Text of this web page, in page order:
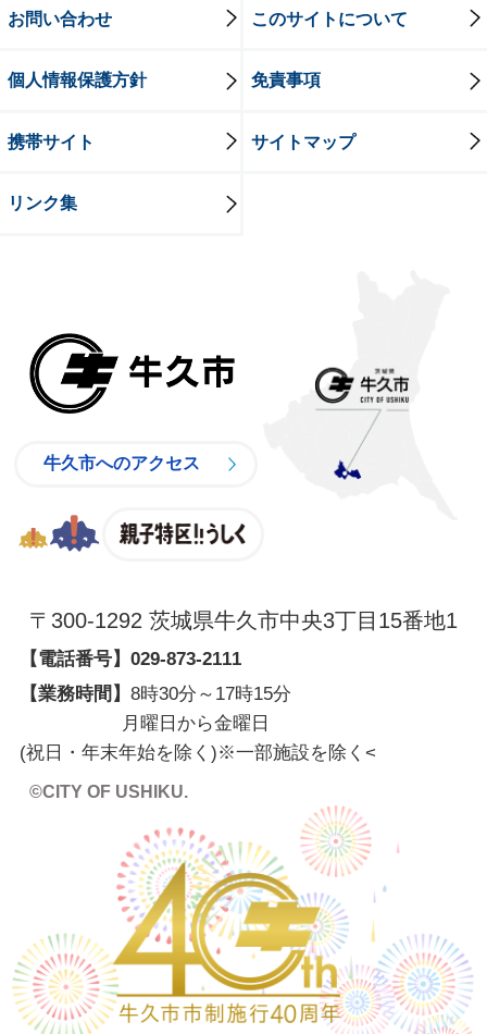
お問い合わせ このサイトについて
個人情報保護方針 免責事項
携帯サイト サイトマップ
リンク集
牛久市へのアクセス
〒300-1292 茨城県牛久市中央3丁目15番地1
【電話番号】 029-873-2111
【業務時間】 8時30分～17時15分
月曜日から金曜日
(祝日・年末年始を除く)※一部施設を除く <
©CITY OF USHIKU.